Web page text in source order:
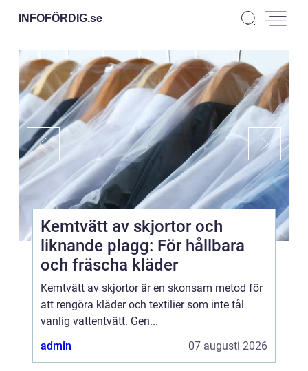
INFOFÖRDIG.se
Kemtvätt av skjortor och
liknande plagg: För hållbara
och fräscha kläder
Kemtvätt av skjortor är en skonsam metod för
att rengöra kläder och textilier som inte tål
vanlig vattentvätt. Gen...
admin
07 augusti 2026